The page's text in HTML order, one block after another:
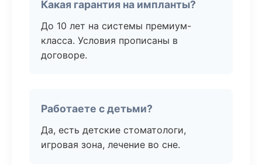
Какая гарантия на импланты?
До 10 лет на системы премиум-
класса. Условия прописаны в
договоре.
Работаете с детьми?
Да, есть детские стоматологи,
игровая зона, лечение во сне.